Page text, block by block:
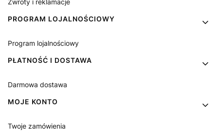
Zwroty i reklamacje
PROGRAM LOJALNOŚCIOWY
Program lojalnościowy
PŁATNOŚĆ I DOSTAWA
Darmowa dostawa
MOJE KONTO
Twoje zamówienia